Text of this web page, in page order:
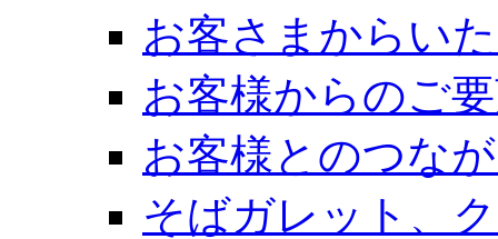
お客さまからい
お客様からのご
お客様とのつな
そばガレット、